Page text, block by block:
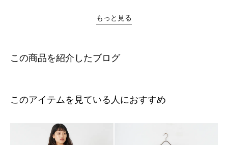
もっと見る
この商品を紹介したブログ
このアイテムを見ている人におすすめ